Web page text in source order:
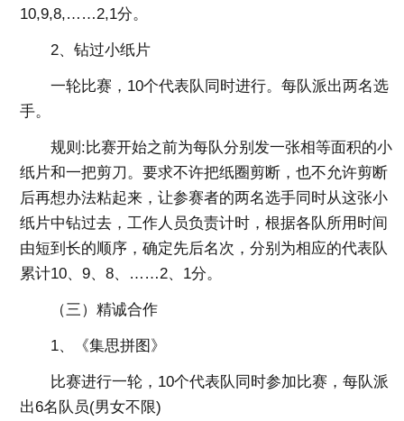
10,9,8,……2,1分。
2、钻过小纸片
一轮比赛，10个代表队同时进行。每队派出两名选
手。
规则:比赛开始之前为每队分别发一张相等面积的小
纸片和一把剪刀。要求不许把纸圈剪断，也不允许剪断
后再想办法粘起来，让参赛者的两名选手同时从这张小
纸片中钻过去，工作人员负责计时，根据各队所用时间
由短到长的顺序，确定先后名次，分别为相应的代表队
累计10、9、8、……2、1分。
（三）精诚合作
1、《集思拼图》
比赛进行一轮，10个代表队同时参加比赛，每队派
出6名队员(男女不限)